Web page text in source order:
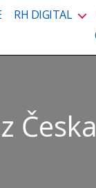
RH DIGITAL